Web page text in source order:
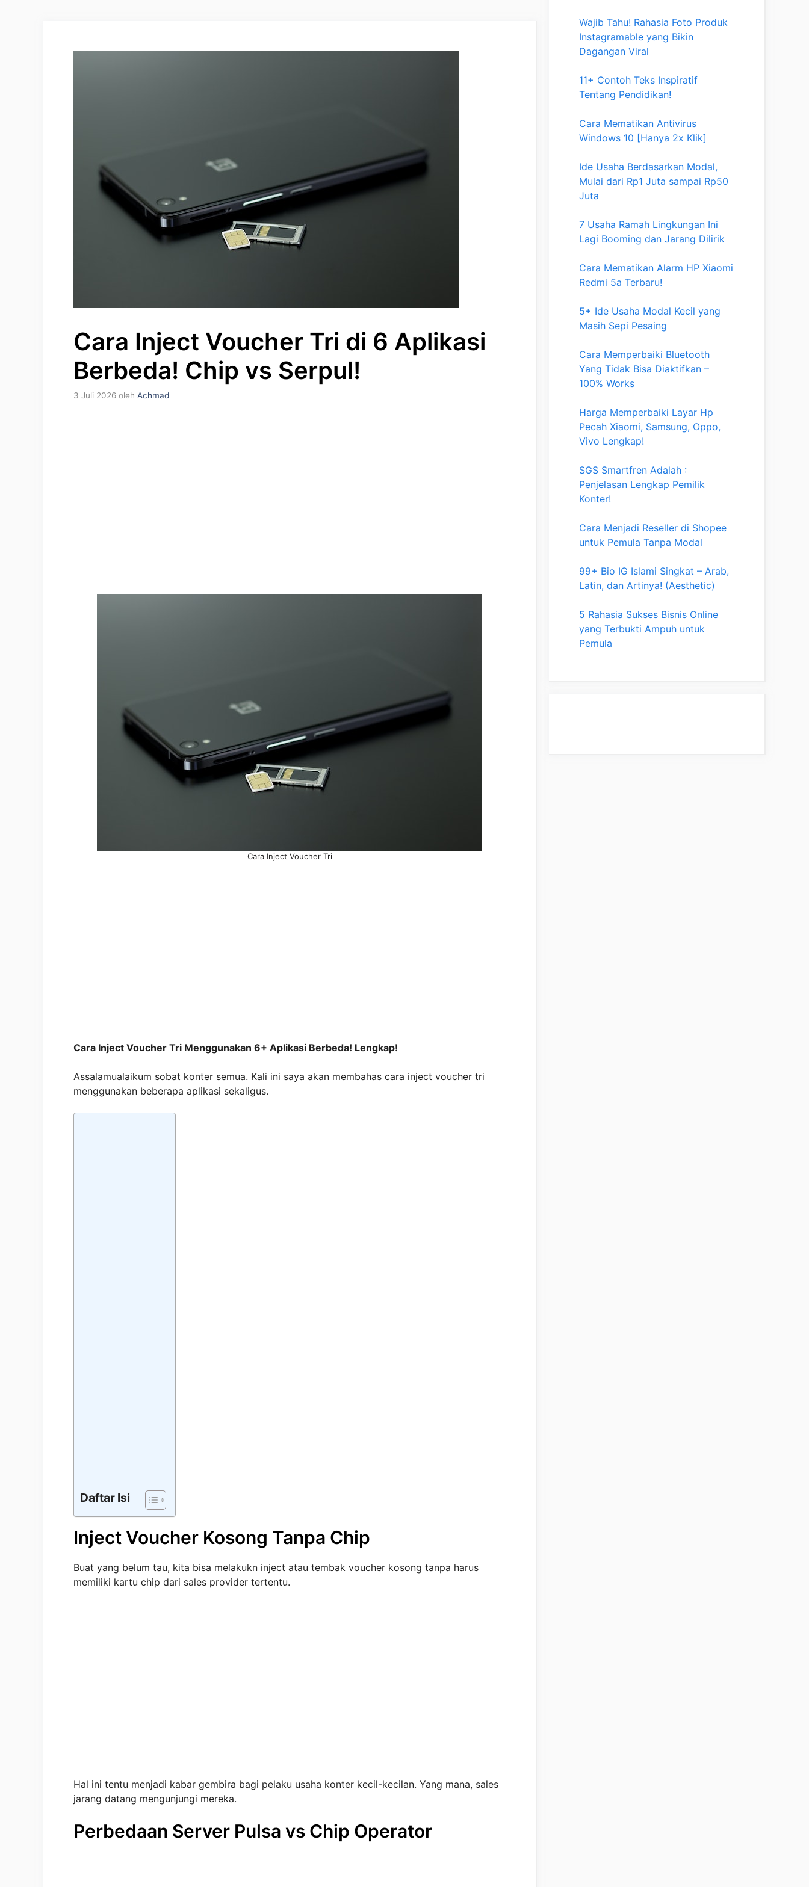
Cara Inject Voucher Tri di 6 Aplikasi
Berbeda! Chip vs Serpul!
3 Juli 2026 oleh Achmad
Cara Inject Voucher Tri
Cara Inject Voucher Tri Menggunakan 6+ Aplikasi Berbeda! Lengkap!
Assalamualaikum sobat konter semua. Kali ini saya akan membahas cara inject voucher tri
menggunakan beberapa aplikasi sekaligus.
Daftar Isi
Inject Voucher Kosong Tanpa Chip
Buat yang belum tau, kita bisa melakukn inject atau tembak voucher kosong tanpa harus
memiliki kartu chip dari sales provider tertentu.
Hal ini tentu menjadi kabar gembira bagi pelaku usaha konter kecil-kecilan. Yang mana, sales
jarang datang mengunjungi mereka.
Perbedaan Server Pulsa vs Chip Operator
Wajib Tahu! Rahasia Foto Produk
Instagramable yang Bikin
Dagangan Viral
11+ Contoh Teks Inspiratif
Tentang Pendidikan!
Cara Mematikan Antivirus
Windows 10 [Hanya 2x Klik]
Ide Usaha Berdasarkan Modal,
Mulai dari Rp1 Juta sampai Rp50
Juta
7 Usaha Ramah Lingkungan Ini
Lagi Booming dan Jarang Dilirik
Cara Mematikan Alarm HP Xiaomi
Redmi 5a Terbaru!
5+ Ide Usaha Modal Kecil yang
Masih Sepi Pesaing
Cara Memperbaiki Bluetooth
Yang Tidak Bisa Diaktifkan –
100% Works
Harga Memperbaiki Layar Hp
Pecah Xiaomi, Samsung, Oppo,
Vivo Lengkap!
SGS Smartfren Adalah :
Penjelasan Lengkap Pemilik
Konter!
Cara Menjadi Reseller di Shopee
untuk Pemula Tanpa Modal
99+ Bio IG Islami Singkat – Arab,
Latin, dan Artinya! (Aesthetic)
5 Rahasia Sukses Bisnis Online
yang Terbukti Ampuh untuk
Pemula